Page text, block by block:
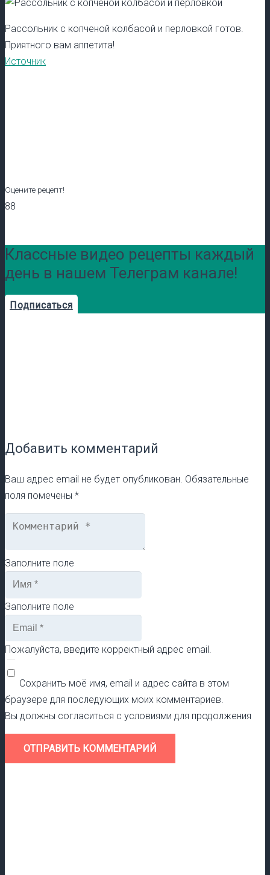
Рассольник с копченой колбасой и перловкой готов.
Приятного вам аппетита!
Источник
Оцените рецепт!
88
Классные видео рецепты каждый
день в нашем Телеграм канале!
Подписаться
Добавить комментарий
Ваш адрес email не будет опубликован. Обязательные
поля помечены *
Заполните поле
Заполните поле
Пожалуйста, введите корректный адрес email.
Сохранить моё имя, email и адрес сайта в этом
браузере для последующих моих комментариев.
Вы должны согласиться с условиями для продолжения
ОТПРАВИТЬ КОММЕНТАРИЙ